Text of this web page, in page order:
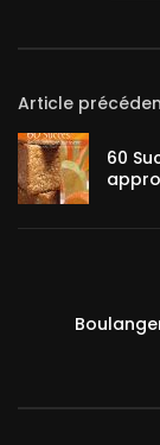
Article
60